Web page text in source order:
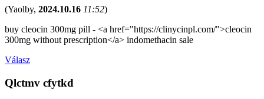
(Yaolby, 2024.10.16 11:52)
buy cleocin 300mg pill - <a href="https://clinycinpl.com/">cleocin
300mg without prescription</a> indomethacin sale
Válasz
Qlctmv cfytkd